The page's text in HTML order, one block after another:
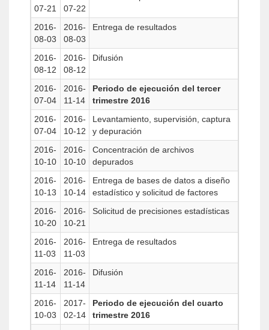
07-21
07-22
2016-
08-03
2016-
08-03
Entrega de resultados
2016-
08-12
2016-
08-12
Difusión
2016-
07-04
2016-
11-14
Periodo de ejecución del tercer
trimestre 2016
2016-
07-04
2016-
10-12
Levantamiento, supervisión, captura
y depuración
2016-
10-10
2016-
10-10
Concentración de archivos
depurados
2016-
10-13
2016-
10-14
Entrega de bases de datos a diseño
estadístico y solicitud de factores
2016-
10-20
2016-
10-21
Solicitud de precisiones estadísticas
2016-
11-03
2016-
11-03
Entrega de resultados
2016-
11-14
2016-
11-14
Difusión
2016-
10-03
2017-
02-14
Periodo de ejecución del cuarto
trimestre 2016